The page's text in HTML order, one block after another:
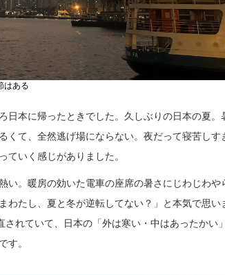
はある
日本に帰ったときでした。久しぶりの日本の夏。
くて、全然逃げ場にならない。夜だって寝苦しす
ていく感じがありました。
い。暖房の効いた電車の座席の暑さにじわじわや
わたし、夏と冬が逆転してない？」と本気で思い
されていて、日本の「外は寒い・中はあったかい
す。